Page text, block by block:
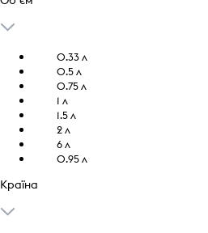
0.33 л
0.5 л
0.75 л
1 л
1.5 л
2 л
6 л
0.95 л
Країна